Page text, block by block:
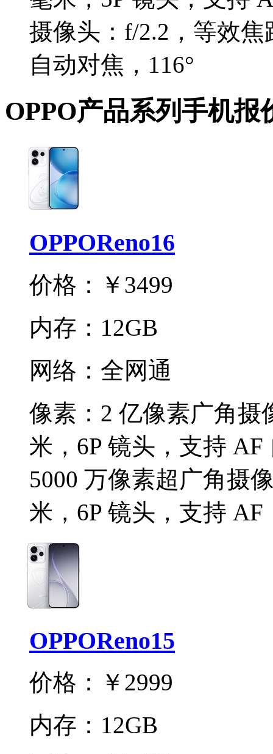
摄像头：f/2.2，等效焦
自动对焦，116°
OPPO产品系列手机报
OPPOReno16
价格：
￥3499
内存： 12GB
网络： 全网通
像素： 2 亿像素广角摄
米，6P 镜头，支持
5000 万像素超广角摄
米，6P 镜头，支持 AF
OPPOReno15
价格：
￥2999
内存： 12GB